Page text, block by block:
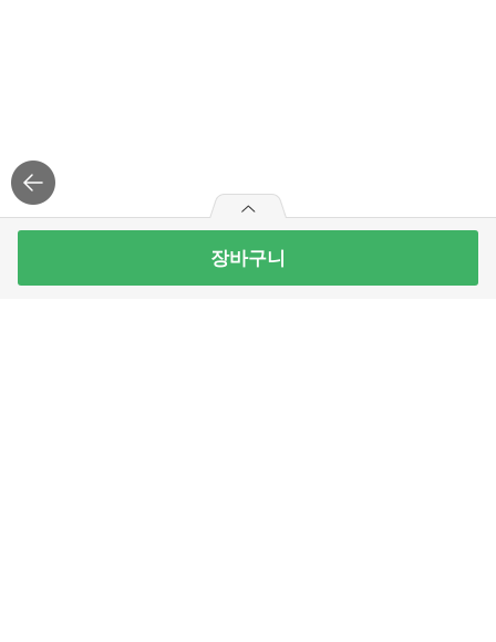
덴마크산 초간편 만능 냉동 대패삼겹살 800G(봉)
장바구니